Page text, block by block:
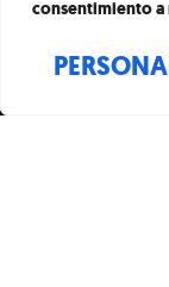
consentimiento a
艺术与
显现